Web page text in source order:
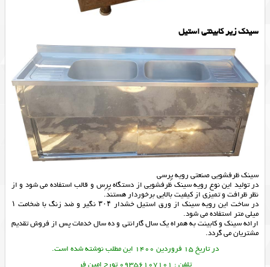
سینک زیر کابینتی استیل
سینک ظرفشویی صنعتی رویه پِرسی
در تولید این نوع رویه سینک ظرفشویی از دستگاه پِرِس و قالب استفاده می شود و از
نظر ظرافت و تمیزی از کیفیت بالایی برخوردار هستند.
در ساخت این رویه سینک از ورق استیل خشدار ۳۰۴ نگیر و ضد زنگ با ضخامت ۱
میلی متر استفاده می شود.
ارائهسینک وکابینتبه همراه یک سال گارانتی و ده سال خدمات پس از فروش تقدیم
مشتریان می گردد.
در تاریخ 15 فروردین 1400 این مطلب نوشته شده است.
تلفن : 09356107101 تورج امین فر